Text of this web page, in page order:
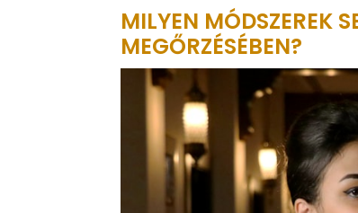
MILYEN MÓDSZEREK
MEGŐRZÉSÉBEN?